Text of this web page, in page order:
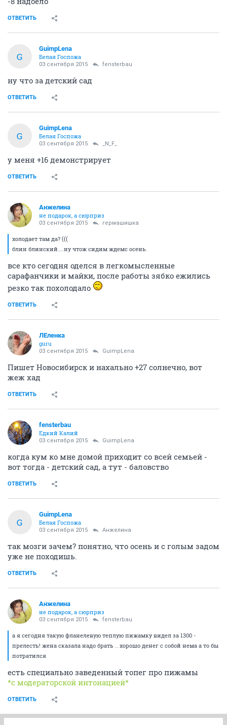
ОТВЕТИТЬ
G
GuimpLena
Белая Госпожа
03 сентября 2015 fensterbau
ну что за детский сад
ОТВЕТИТЬ
G
GuimpLena
Белая Госпожа
03 сентября 2015 _N_F_
у меня +16 демонстрирует
ОТВЕТИТЬ
Aнжелина
не подарок, а сюрприз
03 сентября 2015 гермашишка
холодает там да? (((
блин блинский....ну чтож сидим ждемс осень.
все кто сегодня оделся в легкомысленные
сарафанчики и майки, после работы зябко ежились
резко так похолодало
ОТВЕТИТЬ
ЛЕленка
guru
03 сентября 2015 GuimpLena
Пишет Новосибирск и нахально +27 солнечно, вот
жеж хад
ОТВЕТИТЬ
fensterbau
Едкий Калий
03 сентября 2015 GuimpLena
когда кум ко мне домой приходит со всей семьей -
вот тогда - детский сад, а тут - баловство
ОТВЕТИТЬ
G
GuimpLena
Белая Госпожа
03 сентября 2015 Aнжелина
так мозги зачем? понятно, что осень и с голым задом
уже не походишь.
ОТВЕТИТЬ
Aнжелина
не подарок, а сюрприз
03 сентября 2015 fensterbau
а я сегодня такую фланелевую теплую пижамку видел за 1300 -
прелесть! жена сказала надо брать .. хорошо денег с собой нема а то бы
потратился
есть специально заведенный топег про пижамы
*с модераторской интонацией*
ОТВЕТИТЬ